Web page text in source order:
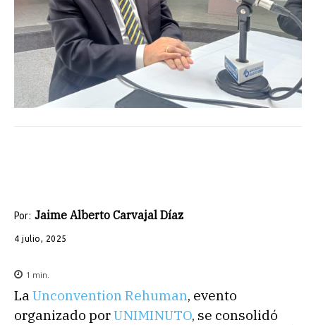
Por: Jaime Alberto Carvajal Díaz
4 julio, 2025
1 min.
La Unconvention Rehuman, evento
organizado porUNIMINUTO, se consolidó